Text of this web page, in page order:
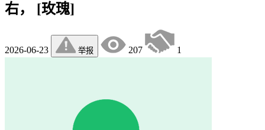
右， ​[玫瑰]
2026-06-23 举报 207 1